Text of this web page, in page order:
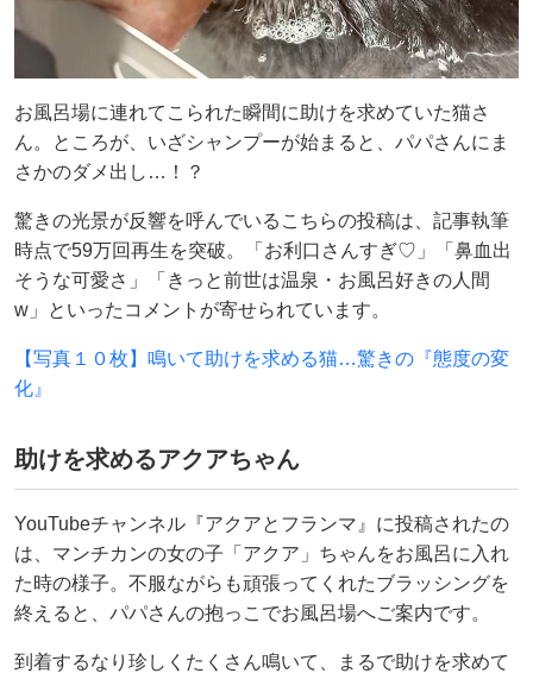
お風呂場に連れてこられた瞬間に助けを求めていた猫さ
ん。ところが、いざシャンプーが始まると、パパさんにま
さかのダメ出し…！？
驚きの光景が反響を呼んでいるこちらの投稿は、記事執筆
時点で59万回再生を突破。「お利口さんすぎ♡」「鼻血出
そうな可愛さ」「きっと前世は温泉・お風呂好きの人間
w」といったコメントが寄せられています。
【写真１０枚】鳴いて助けを求める猫…驚きの『態度の変
化』
助けを求めるアクアちゃん
YouTubeチャンネル『アクアとフランマ』に投稿されたの
は、マンチカンの女の子「アクア」ちゃんをお風呂に入れ
た時の様子。不服ながらも頑張ってくれたブラッシングを
終えると、パパさんの抱っこでお風呂場へご案内です。
到着するなり珍しくたくさん鳴いて、まるで助けを求めて